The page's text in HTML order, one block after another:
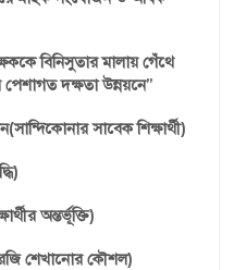
বিনিসুতার মালায় গেঁথে
দক্ষতা উন্নয়নে’’
সাবেক শিক্ষার্থী)
অন্তর্ভূক্তি)
শেখানোর কৌশল)